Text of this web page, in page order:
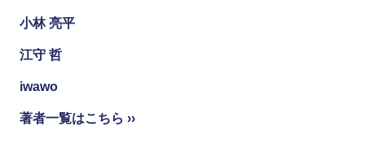
小林 亮平
江守 哲
iwawo
著者一覧はこちら ››